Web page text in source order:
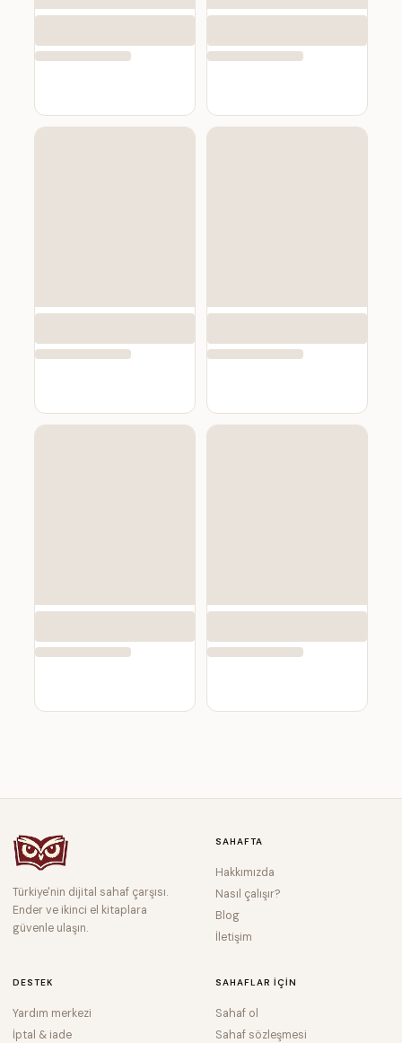
Türkiye'nin dijital sahaf çarşısı.
Ender ve ikinci el kitaplara
güvenle ulaşın.
SAHAFTA
Hakkımızda
Nasıl çalışır?
Blog
İletişim
DESTEK
Yardım merkezi
İptal & iade
SAHAFLAR IÇIN
Sahaf ol
Sahaf sözleşmesi